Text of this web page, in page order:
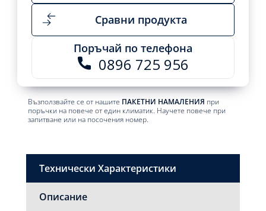
Сравни продукта
Поръчай по телефона
0896 725 956
Възползвайте се от нашите ПАКЕТНИ НАМАЛЕНИЯ при
поръчки на повече от един климатик. Научете повече при
запитване или на посочения номер.
Технически Характеристики
Описание